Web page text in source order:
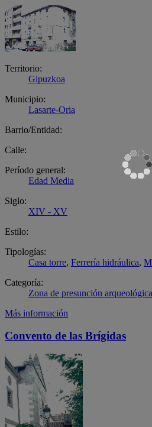
Territorio:
Gipuzkoa
Municipio:
Lasarte-Oria
Barrio/Entidad:
Calle:
Período general:
Edad Media
Siglo:
XIV - XV
Estilo:
Tipologías:
Casa torre, Ferrería hidráulica,
Categoría:
Zona de presunción arqueológica
Más información
Convento de las Brígidas